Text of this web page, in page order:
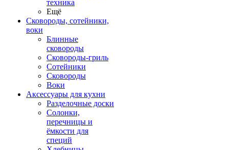
техника
Ещё
Сковороды, сотейники,
воки
Блинные
сковороды
Сковороды-гриль
Сотейники
Сковороды
Воки
Аксессуары для кухни
Разделочные доски
Солонки,
перечницы и
ёмкости для
специй